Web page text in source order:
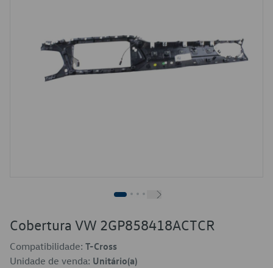
Cobertura VW 2GP858418ACTCR
Compatibilidade: T-Cross
Unidade de venda: Unitário(a)